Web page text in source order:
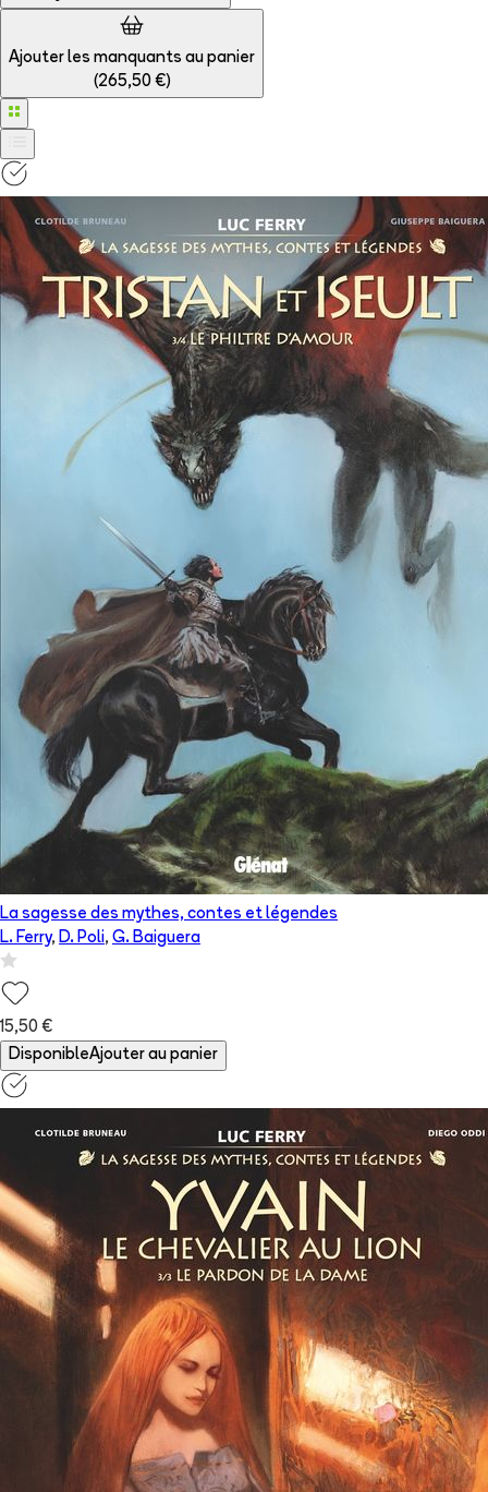
Ajouter les manquants au panier
(265,50 €)
La sagesse des mythes, contes et légendes
L. Ferry, D. Poli, G. Baiguera
15,50 €
DisponibleAjouter au panier